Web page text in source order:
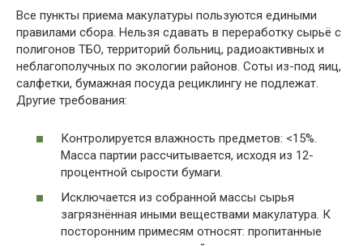
Все пункты приема макулатуры пользуются едиными
правилами сбора. Нельзя сдавать в переработку сырьё с
полигонов ТБО, территорий больниц, радиоактивных и
неблагополучных по экологии районов. Соты из-под яиц,
салфетки, бумажная посуда рециклингу не подлежат.
Другие требования:
Контролируется влажность предметов: <15%.
Масса партии рассчитывается, исходя из 12-
процентной сырости бумаги.
Исключается из собранной массы сырья
загрязнённая иными веществами макулатура. К
посторонним примесям относят: пропитанные